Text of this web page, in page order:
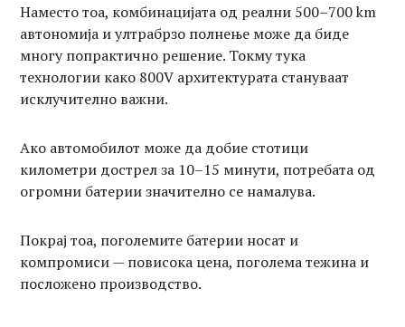
Наместо тоа, комбинацијата од реални 500–700 km
автономија и ултрабрзо полнење може да биде
многу попрактично решение. Токму тука
технологии како 800V архитектурата стануваат
исклучително важни.
Ако автомобилот може да добие стотици
километри дострел за 10–15 минути, потребата од
огромни батерии значително се намалува.
Покрај тоа, поголемите батерии носат и
компромиси — повисока цена, поголема тежина и
посложено производство.